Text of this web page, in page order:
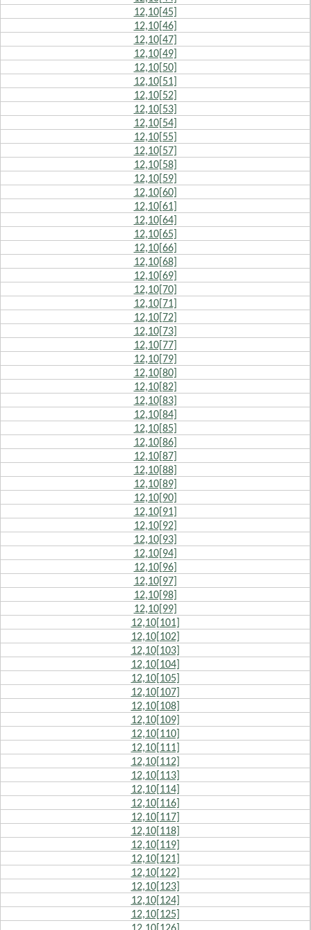
12,10[45]
12,10[46]
12,10[47]
12,10[49]
12,10[50]
12,10[51]
12,10[52]
12,10[53]
12,10[54]
12,10[55]
12,10[57]
12,10[58]
12,10[59]
12,10[60]
12,10[61]
12,10[64]
12,10[65]
12,10[66]
12,10[68]
12,10[69]
12,10[70]
12,10[71]
12,10[72]
12,10[73]
12,10[77]
12,10[79]
12,10[80]
12,10[82]
12,10[83]
12,10[84]
12,10[85]
12,10[86]
12,10[87]
12,10[88]
12,10[89]
12,10[90]
12,10[91]
12,10[92]
12,10[93]
12,10[94]
12,10[96]
12,10[97]
12,10[98]
12,10[99]
12,10[101]
12,10[102]
12,10[103]
12,10[104]
12,10[105]
12,10[107]
12,10[108]
12,10[109]
12,10[110]
12,10[111]
12,10[112]
12,10[113]
12,10[114]
12,10[116]
12,10[117]
12,10[118]
12,10[119]
12,10[121]
12,10[122]
12,10[123]
12,10[124]
12,10[125]